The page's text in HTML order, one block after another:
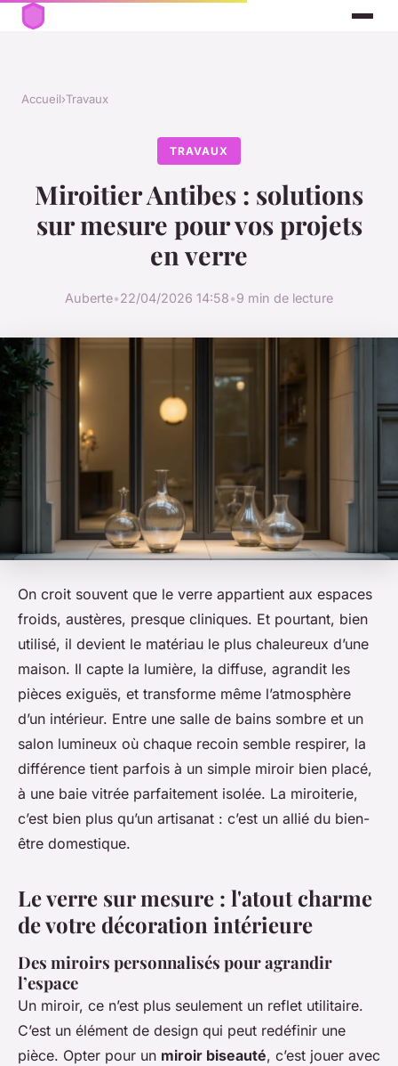
Accueil›Travaux
TRAVAUX
Miroitier Antibes : solutions
sur mesure pour vos projets
en verre
Auberte•22/04/2026 14:58•9 min de lecture
On croit souvent que le verre appartient aux espaces
froids, austères, presque cliniques. Et pourtant, bien
utilisé, il devient le matériau le plus chaleureux d’une
maison. Il capte la lumière, la diffuse, agrandit les
pièces exiguës, et transforme même l’atmosphère
d’un intérieur. Entre une salle de bains sombre et un
salon lumineux où chaque recoin semble respirer, la
différence tient parfois à un simple miroir bien placé,
à une baie vitrée parfaitement isolée. La miroiterie,
c’est bien plus qu’un artisanat : c’est un allié du bien-
être domestique.
Le verre sur mesure : l'atout charme
de votre décoration intérieure
Des miroirs personnalisés pour agrandir
l’espace
Un miroir, ce n’est plus seulement un reflet utilitaire.
C’est un élément de design qui peut redéfinir une
pièce. Opter pour un miroir biseauté, c’est jouer avec